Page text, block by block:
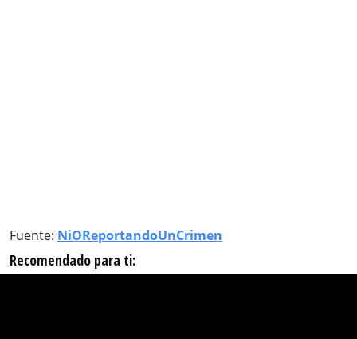
Fuente: NiOReportandoUnCrimen
Recomendado para ti: